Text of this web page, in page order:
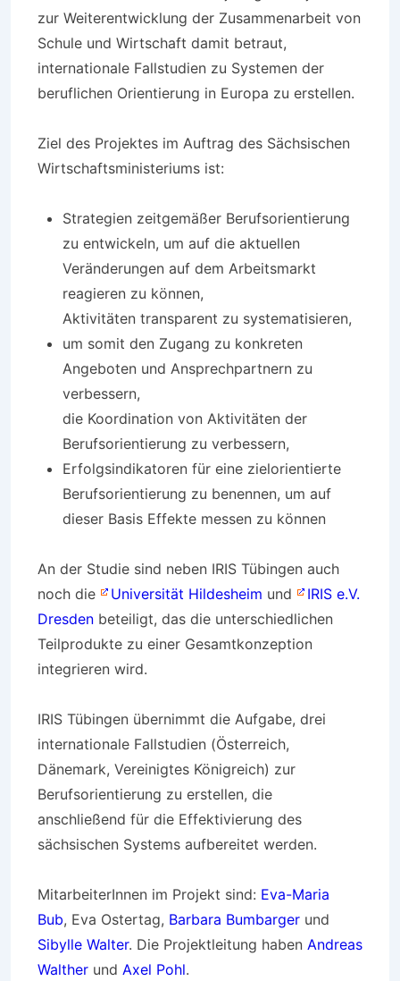
zur Weiterentwicklung der Zusammenarbeit von
Schule und Wirtschaft damit betraut,
internationale Fallstudien zu Systemen der
beruflichen Orientierung in Europa zu erstellen.
Ziel des Projektes im Auftrag des Sächsischen
Wirtschaftsministeriums ist:
Strategien zeitgemäßer Berufsorientierung
zu entwickeln, um auf die aktuellen
Veränderungen auf dem Arbeitsmarkt
reagieren zu können,
Aktivitäten transparent zu systematisieren,
um somit den Zugang zu konkreten
Angeboten und Ansprechpartnern zu
verbessern,
die Koordination von Aktivitäten der
Berufsorientierung zu verbessern,
Erfolgsindikatoren für eine zielorientierte
Berufsorientierung zu benennen, um auf
dieser Basis Effekte messen zu können
An der Studie sind neben IRIS Tübingen auch
noch die
Universität Hildesheim und
IRIS e.V.
Dresden beteiligt, das die unterschiedlichen
Teilprodukte zu einer Gesamtkonzeption
integrieren wird.
IRIS Tübingen übernimmt die Aufgabe, drei
internationale Fallstudien (Österreich,
Dänemark, Vereinigtes Königreich) zur
Berufsorientierung zu erstellen, die
anschließend für die Effektivierung des
sächsischen Systems aufbereitet werden.
MitarbeiterInnen im Projekt sind: Eva-Maria
Bub, Eva Ostertag, Barbara Bumbarger und
Sibylle Walter. Die Projektleitung haben Andreas
Walther und Axel Pohl.